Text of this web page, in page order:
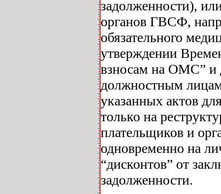
задолженности),
органов ГВСФ,
обязательного
утверждении
взносам на ОМС” и
должностным
указанных актов
только на
плательщиков и
одновременно на
“дисконтов” от
задолженности.